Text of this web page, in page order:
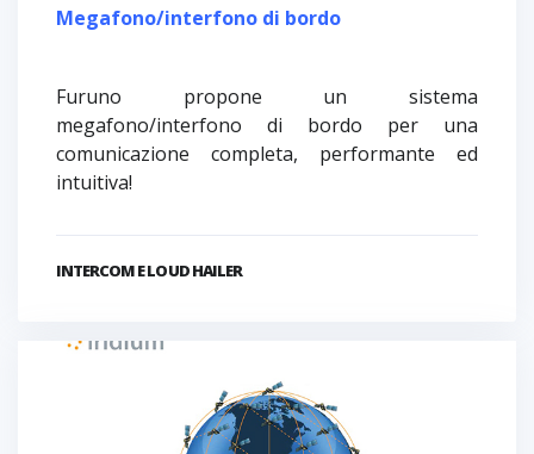
Megafono/interfono di bordo
Furuno propone un sistema
megafono/interfono di bordo per una
comunicazione completa, performante ed
intuitiva!
INTERCOM E LOUD HAILER